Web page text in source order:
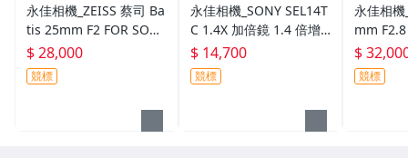
二手商品--相機
二手商品--鏡頭
永佳相機_ZEISS 蔡司 Ba
tis 25mm F2 FOR SONY
FE 平行輸入 (2)
$ 28,000
競標
永佳相機_SONY SEL14T
C 1.4X 加倍鏡 1.4 倍增
距鏡頭 平行輸入 FE 1.4X
(3)
$ 14,700
競標
永佳相
mm F2.8
6400 適
$
競標